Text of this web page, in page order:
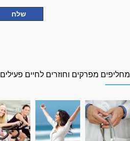
מחליפים מפרקים וחוזרים לחיים פעילים